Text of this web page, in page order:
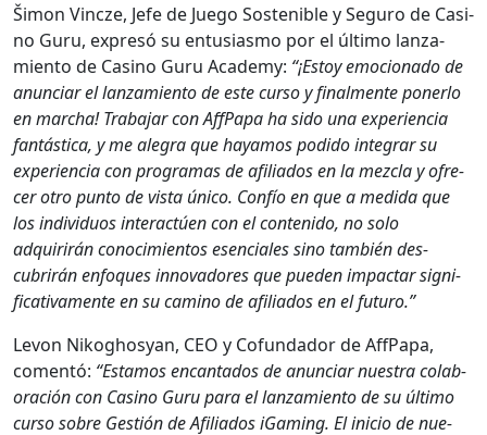
Šimon Vincze, Jefe de Juego Sostenible y Seguro de Casi­
no Guru, expresó su entu­si­as­mo por el últi­mo lan­za­
mien­to de Casi­no Guru Acad­e­my: “¡Estoy emo­ciona­do de
anun­ciar el lan­za­mien­to de este cur­so y final­mente pon­er­lo
en mar­cha! Tra­ba­jar con Aff­Pa­pa ha sido una expe­ri­en­cia
fan­tás­ti­ca, y me ale­gra que hayamos podi­do inte­grar su
expe­ri­en­cia con pro­gra­mas de afil­i­a­dos en la mez­cla y ofre­
cer otro pun­to de vista úni­co. Con­fío en que a medi­da que
los indi­vid­u­os inter­ac­túen con el con­tenido, no solo
adquirirán conocimien­tos esen­ciales sino tam­bién des­
cubrirán enfo­ques inno­vadores que pueden impactar sig­ni­
fica­ti­va­mente en su camino de afil­i­a­dos en el futuro.”
Lev­on Nikoghosyan, CEO y Cofun­dador de Aff­Pa­pa,
comen­tó: “Esta­mos encan­ta­dos de anun­ciar nues­tra colab­
o­ración con Casi­no Guru para el lan­za­mien­to de su últi­mo
cur­so sobre Gestión de Afil­i­a­dos iGam­ing. El ini­cio de nue­